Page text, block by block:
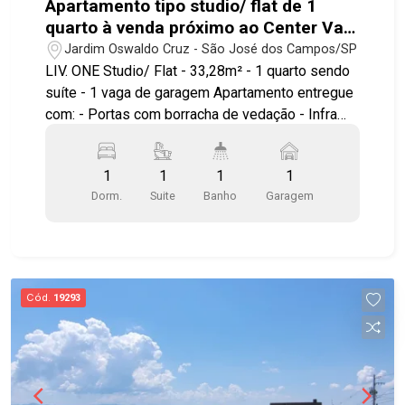
Apartamento tipo studio/ flat de 1
quarto à venda próximo ao Center Vale
em São José dos Campos | Liv.One
Jardim Oswaldo Cruz - São José dos Campos/SP
LIV. ONE Studio/ Flat - 33,28m² - 1 quarto sendo
suíte - 1 vaga de garagem Apartamento entregue
com: - Portas com borracha de vedação - Infra
- Área de serviço integrada a varanda - Ponto
elétrico para churrasqueira grill - Janela com
persiana integrada automatizada - Aquecimento a
COMUNS Piscina com prainha Solarium Mirante
Wellness Espaço yoga Fitness interno e externo
Fireplace Espaços gourmet Lounges Wine bar
Coworking Lavanderia compartilhada Minimarket
Delivery room Bicicletário Diferenciais de
investimento: localização estratégica ao lado do
1
Dorm.
1
Suite
1
Banho
1
Garagem
Cód. 19293